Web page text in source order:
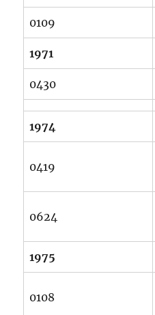
0109
1971
0430
1974
0419
0624
1975
0108